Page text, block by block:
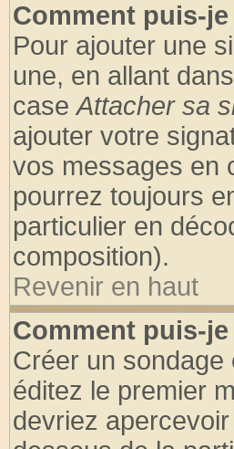
Comment puis-
Pour ajouter une
une, en allant
caseAttacher sa
ajouter votre
vos messages en
pourrez toujours
particulier en
composition).
Revenir en haut
Comment puis-
Créer un
éditez le premier
devriez